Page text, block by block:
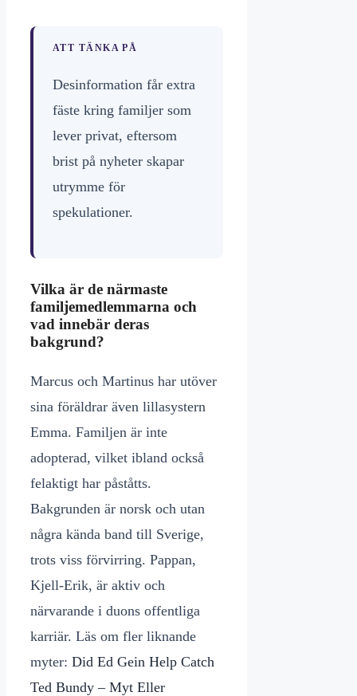
ATT TÄNKA PÅ
Desinformation får extra
fäste kring familjer som
lever privat, eftersom
brist på nyheter skapar
utrymme för
spekulationer.
Vilka är de närmaste
familjemedlemmarna och
vad innebär deras
bakgrund?
Marcus och Martinus har utöver
sina föräldrar även lillasystern
Emma. Familjen är inte
adopterad, vilket ibland också
felaktigt har påståtts.
Bakgrunden är norsk och utan
några kända band till Sverige,
trots viss förvirring. Pappan,
Kjell-Erik, är aktiv och
närvarande i duons offentliga
karriär. Läs om fler liknande
myter: Did Ed Gein Help Catch
Ted Bundy – Myt Eller